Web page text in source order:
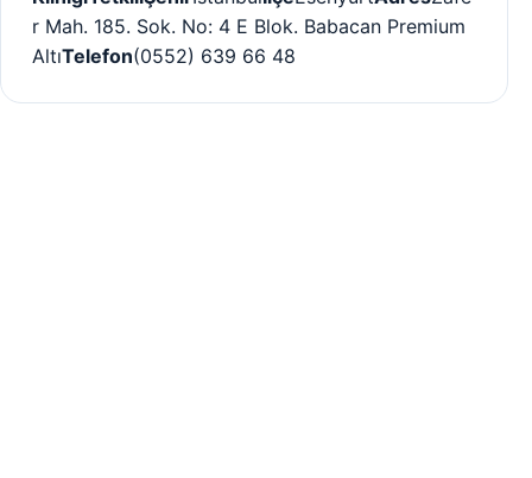
r Mah. 185. Sok. No: 4 E Blok. Babacan Premium
AltıTelefon(0552) 639 66 48